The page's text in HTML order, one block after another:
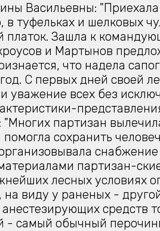
Васильевны: "Приехала
в туфельках и шелковых
платок. Зашла к
и Мартынов
что надела
С первых дней своей
уважение всех без
партизан
сохранить
партизан-
лесных условиях
виду у раненых -
анестезирующих средств
- самый обычный